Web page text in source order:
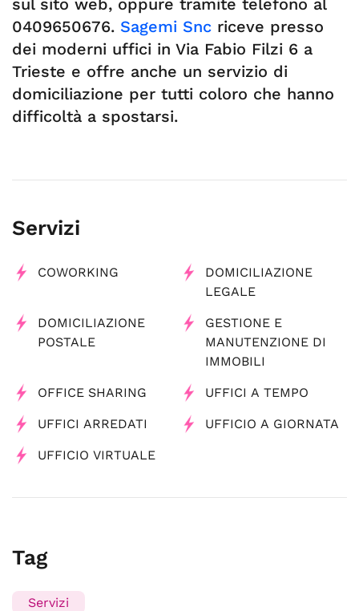
sul sito web, oppure tramite telefono al
0409650676. Sagemi Snc riceve presso
dei moderni uffici in Via Fabio Filzi 6 a
Trieste e offre anche un servizio di
domiciliazione per tutti coloro che hanno
difficoltà a spostarsi.
Servizi
COWORKING
DOMICILIAZIONE
LEGALE
DOMICILIAZIONE
POSTALE
GESTIONE E
MANUTENZIONE DI
IMMOBILI
OFFICE SHARING UFFICI A TEMPO
UFFICI ARREDATI UFFICIO A GIORNATA
UFFICIO VIRTUALE
Tag
Servizi